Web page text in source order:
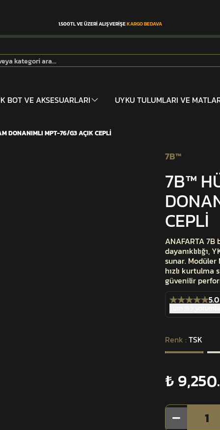
1.500TL VE ÜZERİ ALIŞVERİŞEKARGO BEDAVA
BOT VE AKSESUARLARI UYKU TULUMLARI VE
DONANIMLI MPT-76/G3 AÇIK CEPLİ
7B™
7B™
CEPLİ
ANAFARTA 7B
sunar. Modüler
hızlı kurtulma
güvenilir
5.0
Renk : TSK
₺
1